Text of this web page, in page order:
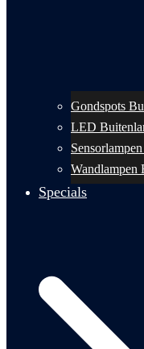
Gondspots
LED
Wandlampen
Specials